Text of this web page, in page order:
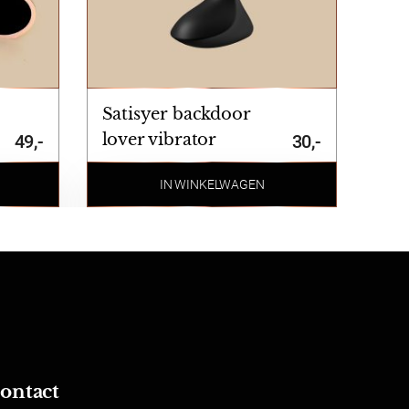
te ruilen of retourneren maakt
is niet geretourneerd worden. Dit
49,-
Satisyer backdoor
lover vibrator
30,-
IN WINKELWAGEN